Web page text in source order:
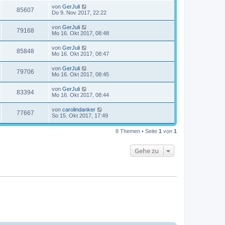
85607 von GerJuli
Do 9. Nov 2017, 22:22
79168 von GerJuli
Mo 16. Okt 2017, 08:48
85848 von GerJuli
Mo 16. Okt 2017, 08:47
79706 von GerJuli
Mo 16. Okt 2017, 08:45
83394 von GerJuli
Mo 16. Okt 2017, 08:44
77667 von carolindanker
So 15. Okt 2017, 17:49
8 Themen • Seite 1 von 1
Gehe zu